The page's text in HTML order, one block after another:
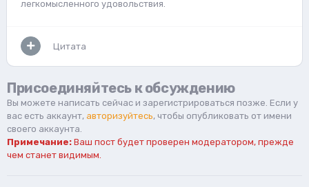
легкомысленного удовольствия.
Цитата
Присоединяйтесь к обсуждению
Вы можете написать сейчас и зарегистрироваться позже. Если у
вас есть аккаунт, авторизуйтесь, чтобы опубликовать от имени
своего аккаунта.
Примечание: Ваш пост будет проверен модератором, прежде
чем станет видимым.